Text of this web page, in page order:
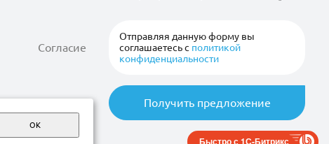
Согласие
Отправляя данную форму вы
соглашаетесь с политикой
конфиденциальности
ОК
Быстро с 1С-Битрикс